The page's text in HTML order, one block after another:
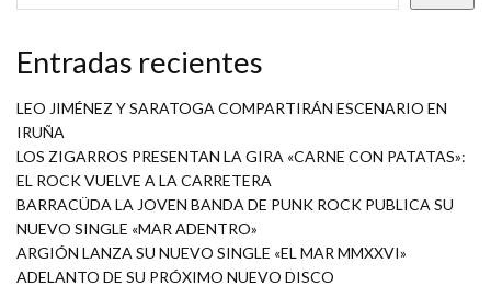
Entradas recientes
LEO JIMÉNEZ Y SARATOGA COMPARTIRÁN ESCENARIO EN
IRUÑA
LOS ZIGARROS PRESENTAN LA GIRA «CARNE CON PATATAS»:
EL ROCK VUELVE A LA CARRETERA
BARRACÜDA LA JOVEN BANDA DE PUNK ROCK PUBLICA SU
NUEVO SINGLE «MAR ADENTRO»
ARGIÓN LANZA SU NUEVO SINGLE «EL MAR MMXXVI»
ADELANTO DE SU PRÓXIMO NUEVO DISCO